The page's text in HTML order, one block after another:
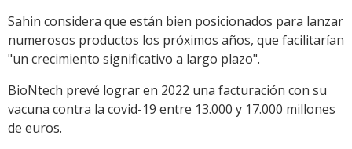
Sahin considera que están bien posicionados para lanzar
numerosos productos los próximos años, que facilitarían
"un crecimiento significativo a largo plazo".
BioNtech prevé lograr en 2022 una facturación con su
vacuna contra la covid-19 entre 13.000 y 17.000 millones
de euros.